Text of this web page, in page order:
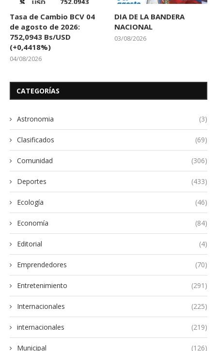
Tasa de Cambio BCV 04
de agosto de 2026:
752,0943 Bs/USD
(+0,4418%)
04/08/2026
DIA DE LA BANDERA
NACIONAL
03/08/2026
CATEGORÍAS
Astronomia (3)
Clasificados (69)
Comunidad (306)
Deportes (433)
Ecología (46)
Economía (84)
Editorial (4)
Emprendedores (70)
Entretenimiento (291)
Internacionales (225)
internacionales (219)
Municipal (126)